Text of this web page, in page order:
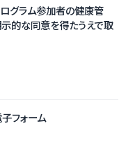
ログラム参加者の健康管
的な同意を得たうえで取
フォーム